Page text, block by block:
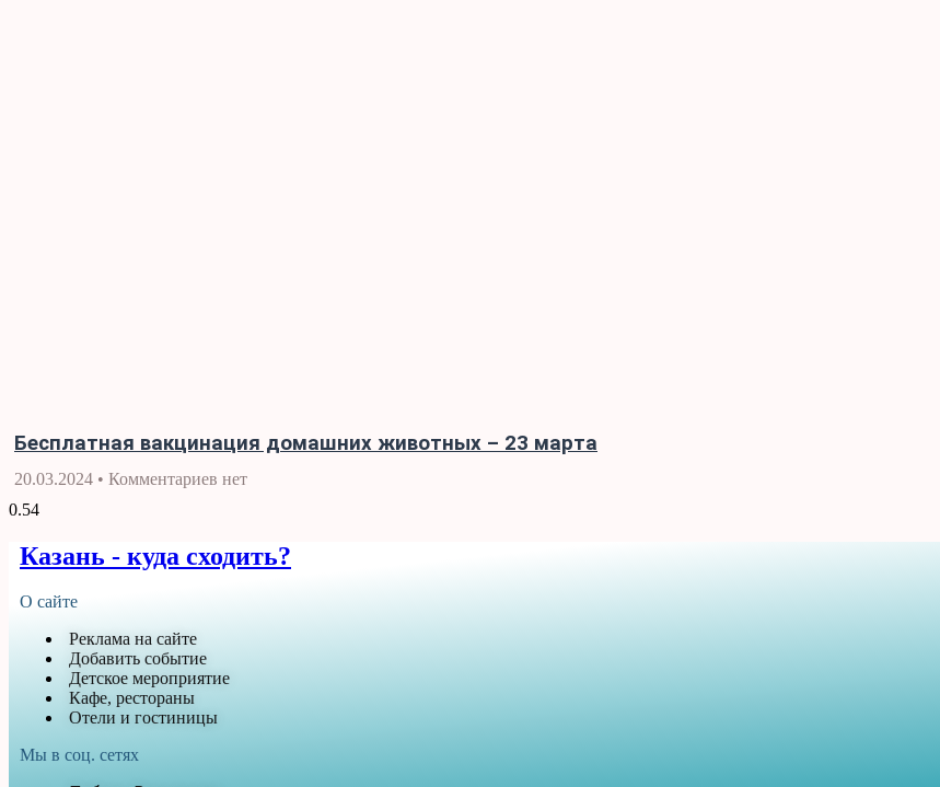
Бесплатная вакцинация домашних животных – 23 марта
20.03.2024 Комментариев нет
Казань - куда сходить?
О сайте
Реклама на сайте
Добавить событие
Детское мероприятие
Кафе, рестораны
Отели и гостиницы
Мы в соц. сетях